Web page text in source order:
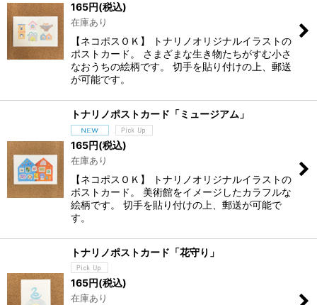
165円(税込)
在庫あり
【ネコポスＯＫ】 トナリノオリジナルイラストの
ポストカード。 さまざまな生き物たちがすむ小さ
なおうちの絵柄です。 切手を貼り付けの上、郵送
が可能です。
トナリノポストカード「ミュージアム」
165円(税込)
在庫あり
【ネコポスＯＫ】 トナリノオリジナルイラストの
ポストカード。 美術館をイメージしたカラフルな
絵柄です。 切手を貼り付けの上、郵送が可能で
す。
トナリノポストカード「花守り」
165円(税込)
在庫あり